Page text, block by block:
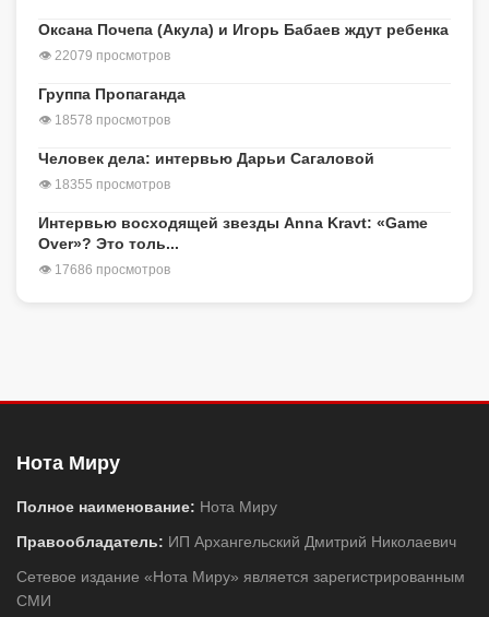
Оксана Почепа (Акула) и Игорь Бабаев ждут ребенка
👁 22079 просмотров
Группа Пропаганда
👁 18578 просмотров
Человек дела: интервью Дарьи Сагаловой
👁 18355 просмотров
Интервью восходящей звезды Anna Kravt: «Game
Over»? Это толь...
👁 17686 просмотров
Нота Миру
Полное наименование: Нота Миру
Правообладатель: ИП Архангельский Дмитрий Николаевич
Сетевое издание «Нота Миру» является зарегистрированным
СМИ